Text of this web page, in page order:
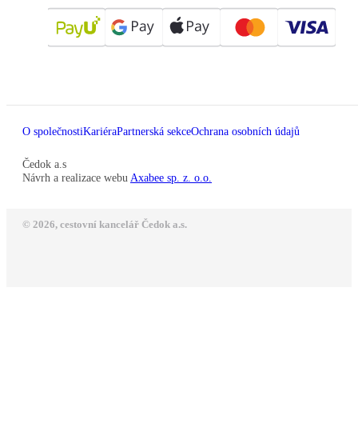
O společnostiKariéraPartnerská sekceOchrana osobních údajů
Čedok a.s
Návrh a realizace webu Axabee sp. z. o.o.
© 2026, cestovní kancelář Čedok a.s.